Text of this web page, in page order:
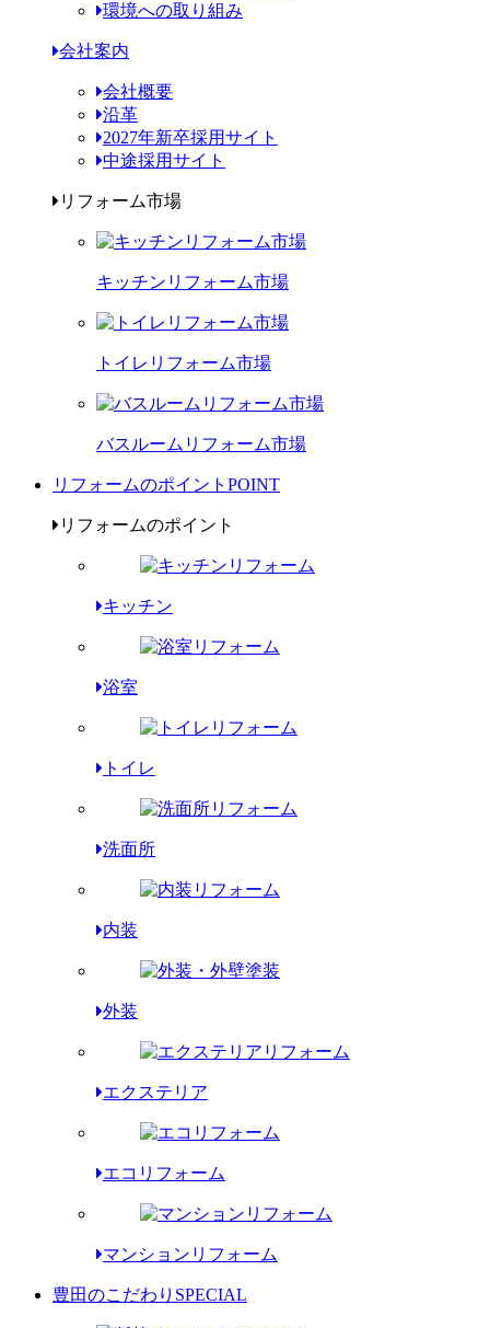
環境への取り組み
会社案内
会社概要
沿革
2027年新卒採用サイト
中途採用サイト
リフォーム市場
キッチンリフォーム市場
トイレリフォーム市場
バスルームリフォーム市場
リフォームのポイント POINT
リフォームのポイント
キッチン
浴室
トイレ
洗面所
内装
外装
エクステリア
エコリフォーム
マンションリフォーム
豊田のこだわり SPECIAL